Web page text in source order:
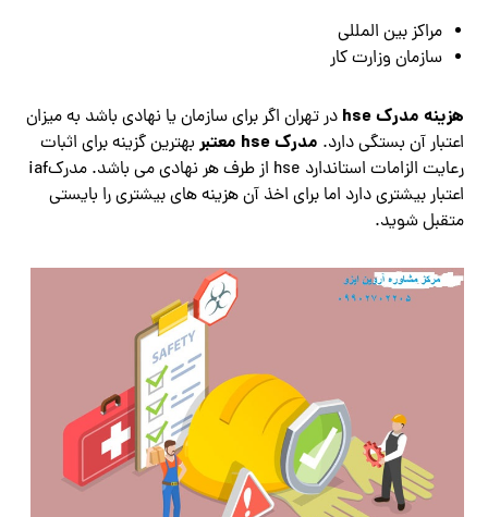
مراکز بین المللی
سازمان وزارت کار
هزینه مدرک hse
در تهران اگر برای سازمان یا نهادی باشد به میزان
اعتبار آن بستگی دارد. مدرک hse معتبر
بهترین گزینه برای اثبات
رعایت الزامات استاندارد hse از طرف هر نهادی می باشد. مدرکiaf
اعتبار بیشتری دارد اما برای اخذ آن هزینه های بیشتری را بایستی
متقبل شوید.